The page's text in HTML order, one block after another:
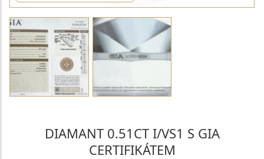
DIAMANT 0.51CT I/VS1 S GIA
CERTIFIKÁTEM